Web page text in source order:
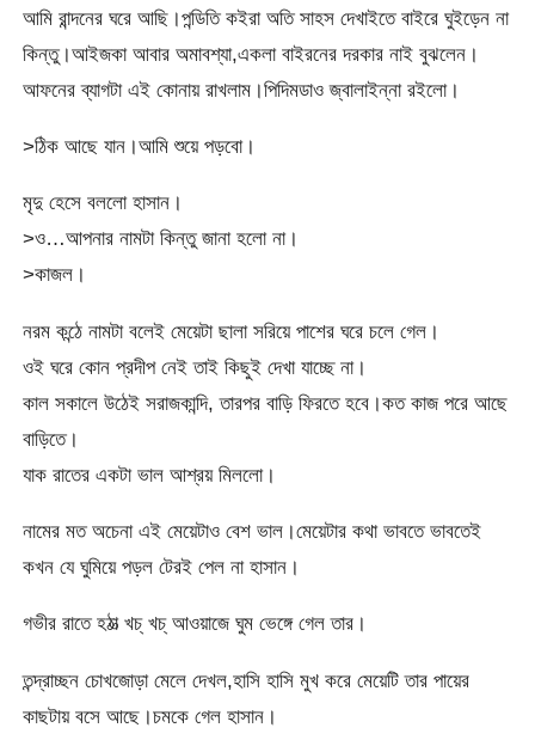
আমি রান্দনের ঘরে আছি।পন্ডিতি কইরা অতি সাহস দেখাইতে বাইরে ঘুইড়েন না
কিন্তু।আইজকা আবার অমাবশ্যা,একলা বাইরনের দরকার নাই বুঝলেন।
আফনের ব্যাগটা এই কোনায় রাখলাম।পিদিমডাও জ্বালাইন্না রইলো।
>ঠিক আছে যান।আমি শুয়ে পড়বো।
মৃদু হেসে বললো হাসান।
>ও…আপনার নামটা কিন্তু জানা হলো না।
>কাজল।
নরম কন্ঠে নামটা বলেই মেয়েটা ছালা সরিয়ে পাশের ঘরে চলে গেল।
ওই ঘরে কোন প্রদীপ নেই তাই কিছুই দেখা যাচ্ছে না।
কাল সকালে উঠেই সরাজকান্দি, তারপর বাড়ি ফিরতে হবে।কত কাজ পরে আছে
বাড়িতে।
যাক রাতের একটা ভাল আশ্রয় মিললো।
নামের মত অচেনা এই মেয়েটাও বেশ ভাল।মেয়েটার কথা ভাবতে ভাবতেই
কখন যে ঘুমিয়ে পড়ল টেরই পেল না হাসান।
গভীর রাতে হঠাত্‍ খচ্ খচ্ আওয়াজে ঘুম ভেঙ্গে গেল তার।
তন্দ্রাচ্ছন চোখজোড়া মেলে দেখল,হাসি হাসি মুখ করে মেয়েটি তার পায়ের
কাছটায় বসে আছে।চমকে গেল হাসান।